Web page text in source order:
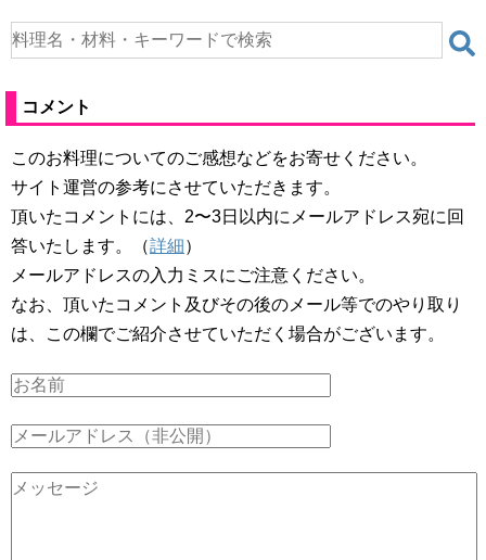
コメント
このお料理についてのご感想などをお寄せください。
サイト運営の参考にさせていただきます。
頂いたコメントには、2〜3日以内にメールアドレス宛に回
答いたします。（詳細）
メールアドレスの入力ミスにご注意ください。
なお、頂いたコメント及びその後のメール等でのやり取り
は、この欄でご紹介させていただく場合がございます。